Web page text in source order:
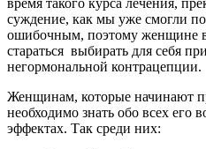
суждение, как мы уже смогли
ошибочным, поэтому женщине
стараться выбирать для себя
негормональной контрацепции.
Женщинам, которые начинают
необходимо знать обо всех
эффектах. Так среди них: